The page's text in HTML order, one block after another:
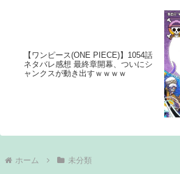
【ワンピース(ONE PIECE)】1054話
ネタバレ感想 最終章開幕、ついにシ
ャンクスが動き出すｗｗｗｗ
ホーム 未分類